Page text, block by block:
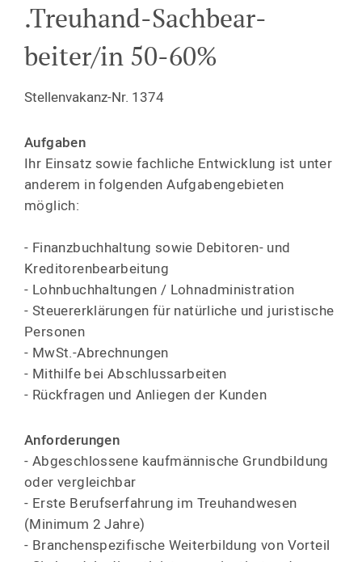
.Treuhand-Sachbe­ar­
beiter/in 50-60%
Stellen­vakanz-Nr. 1374
Aufgaben
Ihr Einsatz sowie fachliche Entwicklung ist unter
anderem in folgenden Aufgaben­ge­bieten
möglich:
- Finanz­buch­haltung sowie Debitoren- und
Kredito­ren­be­ar­beitung
- Lohnbuch­hal­tungen / Lohnad­mi­nis­tration
- Steuer­erklä­rungen für natürliche und juristische
Personen
- MwSt.-Abrech­nungen
- Mithilfe bei Abschluss­ar­beiten
- Rückfragen und Anliegen der Kunden
Anforde­rungen
- Abgeschlossene kaufmän­nische Grundbildung
oder vergleichbar
- Erste Berufs­er­fahrung im Treuhandwesen
(Minimum 2 Jahre)
- Branchen­spe­zi­fische Weiter­bildung von Vorteil